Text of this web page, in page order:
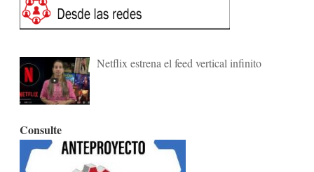
Netflix estrena el feed vertical infinito
Consulte